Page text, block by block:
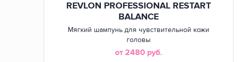
REVLON PROFESSIONAL RESTART
BALANCE
Мягкий шампунь для чувствительной кожи
головы
от 2480 руб.